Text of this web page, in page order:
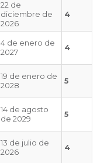
22 de
diciembre de
2026
4
4 de enero de
2027
4
19 de enero de
2028
5
14 de agosto
de 2029
5
13 de julio de
2026
4